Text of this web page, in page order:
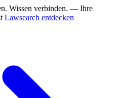
Wissen verbinden. — Ihre
Lawsearch entdecken